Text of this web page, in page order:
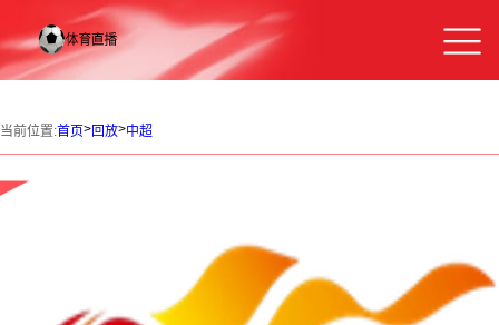
当前位置:首页>回放>中超